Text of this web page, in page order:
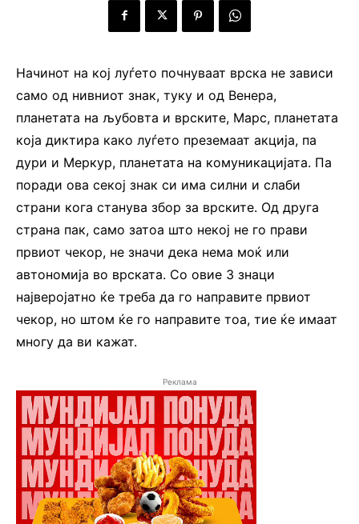
Начинот на кој луѓето почнуваат врска не зависи
само од нивниот знак, туку и од Венера,
планетата на љубовта и врските, Марс, планетата
која диктира како луѓето преземаат акција, па
дури и Меркур, планетата на комуникацијата. Па
поради ова секој знак си има силни и слаби
страни кога станува збор за врските. Од друга
страна пак, само затоа што некој не го прави
првиот чекор, не значи дека нема моќ или
автономија во врската. Со овие 3 знаци
најверојатно ќе треба да го направите првиот
чекор, но штом ќе го направите тоа, тие ќе имаат
многу да ви кажат.
Реклама